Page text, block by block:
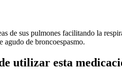
de sus pulmones facilitando la
de broncoespasmo.
utilizar esta